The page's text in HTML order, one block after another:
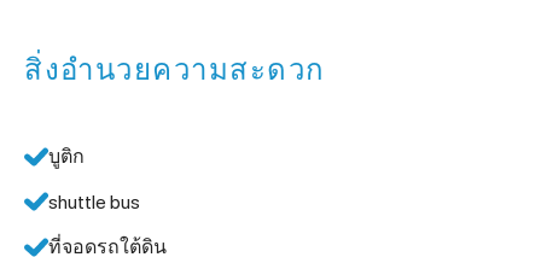
สิ่งอำนวยความสะดวก
บูติก
shuttle bus
ที่จอดรถใต้ดิน